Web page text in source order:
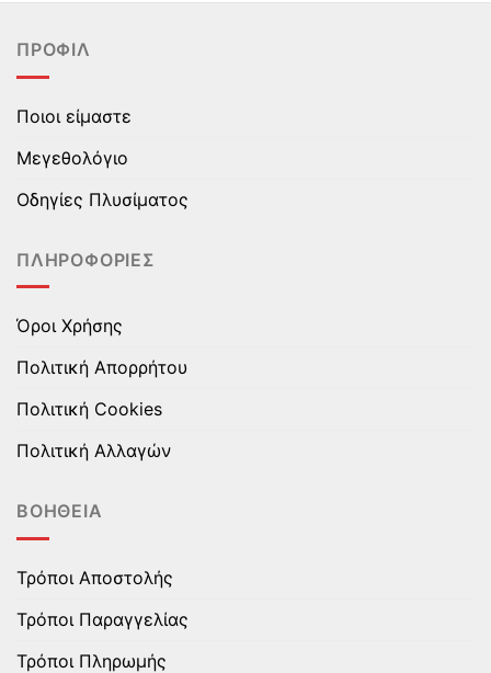
έχει
παραλλαγές.
Οι
μπορούν
επιλεγούν
στη
σελίδα
προϊόντος
έχει
ΠΡΟΦΊΛ
Ποιοι είμαστε
Μεγεθολόγιο
Οδηγίες Πλυσίματος
ΠΛΗΡΟΦΟΡΊΕΣ
Όροι Χρήσης
Πολιτική Απορρήτου
Πολιτική Cookies
Πολιτική Αλλαγών
ΒΟΉΘΕΙΑ
Τρόποι Αποστολής
Τρόποι Παραγγελίας
Τρόποι Πληρωμής